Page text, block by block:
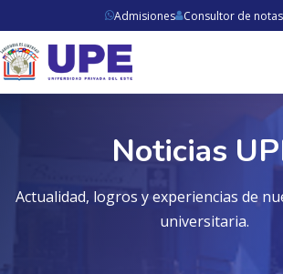
Admisiones Consultor de notas
Noticias
Actualidad, logros y experiencias de
universitaria.